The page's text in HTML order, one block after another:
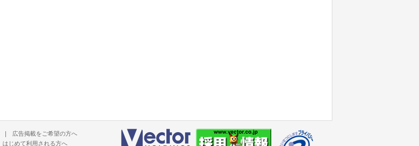
| 広告掲載をご希望の方へ
はじめて利用される方へ